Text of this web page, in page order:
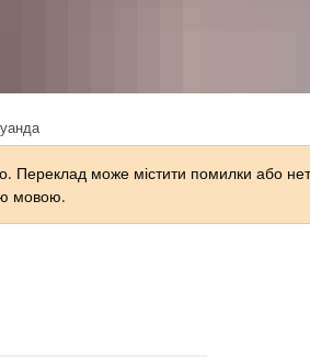
може містити помилки або
мовою.